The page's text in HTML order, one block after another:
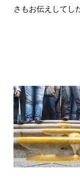
さもお伝えしてし